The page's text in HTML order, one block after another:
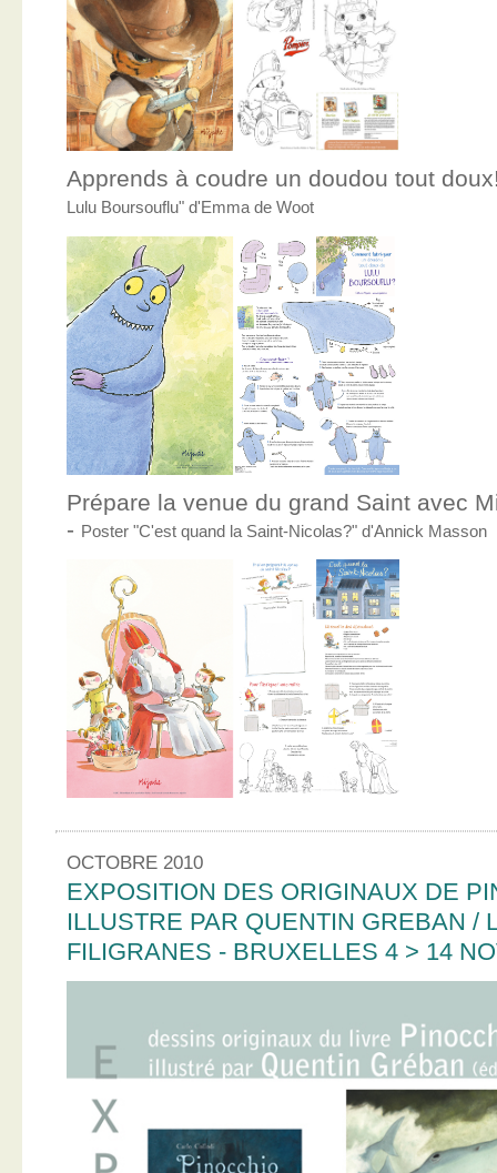
Apprends à coudre un doudou tout
Lulu Boursouflu" d'Emma de Woot
Prépare la venue du grand Saint avec
- Poster "C'est quand la Saint-Nicolas?" d'Annick Masson
OCTOBRE 2010
EXPOSITION DES ORIGINAUX DE
ILLUSTRE PAR QUENTIN GREBAN /
FILIGRANES - BRUXELLES 4 > 14